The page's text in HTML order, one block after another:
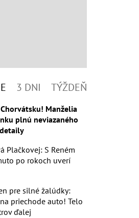
3 DNI TÝŽDEŇ
Manželia
plnú neviazaného
Plačkovej: S Reném
po rokoch uverí
pre silné žalúdky:
priechode auto! Telo
ďalej